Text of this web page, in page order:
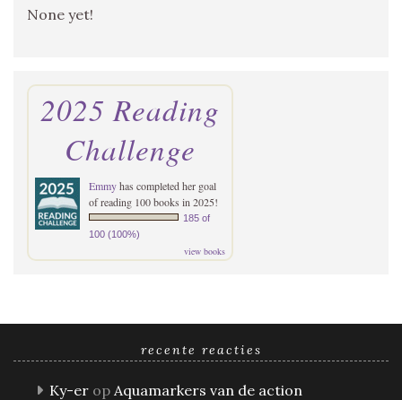
None yet!
2025 Reading
Challenge
Emmyhas completed her goal
of reading 100 books in 2025!
185 of
100 (100%)
view books
recente reacties
Ky-er op Aquamarkers van de action